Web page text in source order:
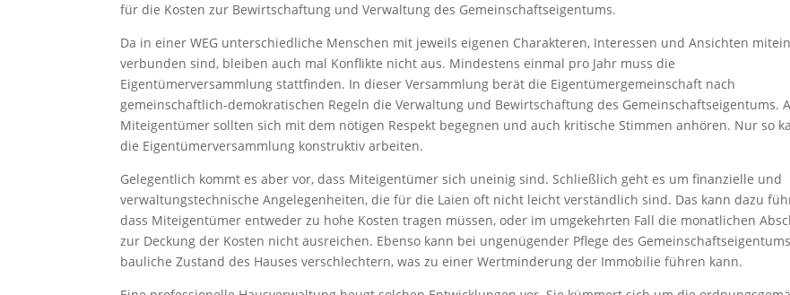
für die Kosten zur Bewirtschaftung und Verwaltung des Gemeinschaftseigentums.
Da in einer WEG unterschiedliche Menschen mit jeweils eigenen Charakteren, Interessen und Ansichten
verbunden sind, bleiben auch mal Konflikte nicht aus. Mindestens einmal pro Jahr muss die
Eigentümerversammlung stattfinden. In dieser Versammlung berät die Eigentümergemeinschaft nach
gemeinschaftlich-demokratischen Regeln die Verwaltung und Bewirtschaftung des Gemeinschaftseigentums.
Miteigentümer sollten sich mit dem nötigen Respekt begegnen und auch kritische Stimmen anhören. Nur so
die Eigentümerversammlung konstruktiv arbeiten.
Gelegentlich kommt es aber vor, dass Miteigentümer sich uneinig sind. Schließlich geht es um finanzielle und
verwaltungstechnische Angelegenheiten, die für die Laien oft nicht leicht verständlich sind. Das kann dazu
dass Miteigentümer entweder zu hohe Kosten tragen müssen, oder im umgekehrten Fall die monatlichen
zur Deckung der Kosten nicht ausreichen. Ebenso kann bei ungenügender Pflege des
bauliche Zustand des Hauses verschlechtern, was zu einer Wertminderung der Immobilie führen kann.